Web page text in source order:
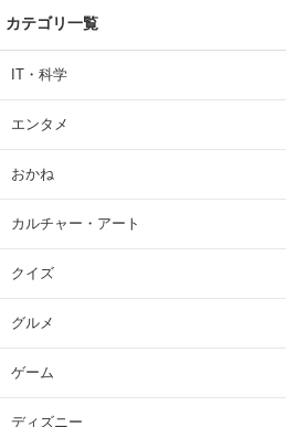
カテゴリ一覧
IT・科学
エンタメ
おかね
カルチャー・アート
クイズ
グルメ
ゲーム
ディズニー